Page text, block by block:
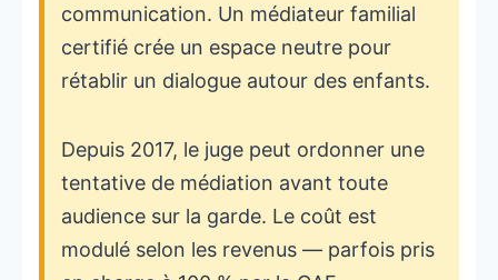
communication. Un médiateur familial
certifié crée un espace neutre pour
rétablir un dialogue autour des enfants.
Depuis 2017, le juge peut ordonner une
tentative de médiation avant toute
audience sur la garde. Le coût est
modulé selon les revenus — parfois pris